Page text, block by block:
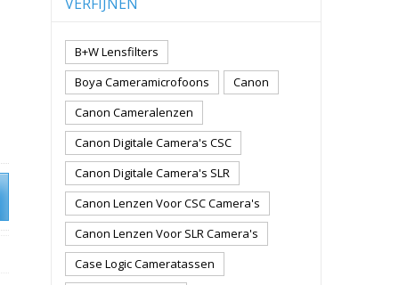
B+W Lensfilters
Boya Cameramicrofoons
Canon
Canon Cameralenzen
Canon Digitale Camera's CSC
Canon Digitale Camera's SLR
Canon Lenzen Voor CSC Camera's
Canon Lenzen Voor SLR Camera's
Case Logic Cameratassen